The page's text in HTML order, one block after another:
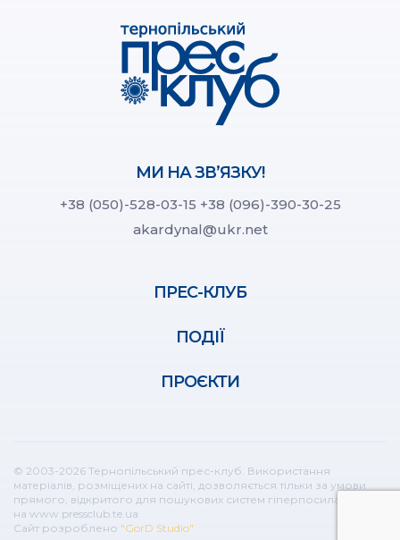
МИ НА ЗВ’ЯЗКУ!
+38 (050)-528-03-15 +38 (096)-390-30-25
akardynal@ukr.net
ПРЕС-КЛУБ
ПОДІЇ
ПРОЄКТИ
© 2003-2026 Тернопільський прес-клуб. Використання
матеріалів, розміщених на сайті, дозволяється тільки за умови
прямого, відкритого для пошукових систем гіперпосилання
на www.pressclub.te.ua
Сайт розроблено "GorD Studio"